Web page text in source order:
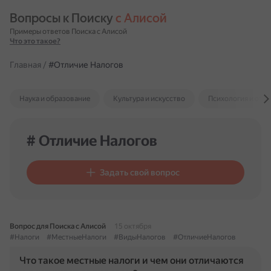
Вопросы к Поиску с Алисой
Примеры ответов Поиска с Алисой
Что это такое?
Главная / #Отличие Налогов
Наука и образование Культура и искусство Психология и
# Отличие Налогов
Задать свой вопрос
Вопрос для Поиска с Алисой
15 октября
#Налоги
#МестныеНалоги #ВидыНалогов #ОтличиеНалогов
Что такое местные налоги и чем они отличаются